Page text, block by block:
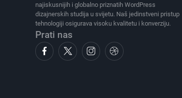
najiskusnijih i globalno priznatih WordPress
dizajnerskih studija u svijetu. Naš jedinstveni pristup
tehnologiji osigurava visoku kvalitetu i konverziju.
Prati nas